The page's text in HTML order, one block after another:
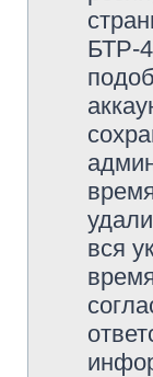
БТР-
вся